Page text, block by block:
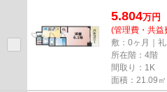
5.804万円
(管理費・共益
敷：0ヶ月｜
所在階：4階
間取り：1K
面積：21.09㎡